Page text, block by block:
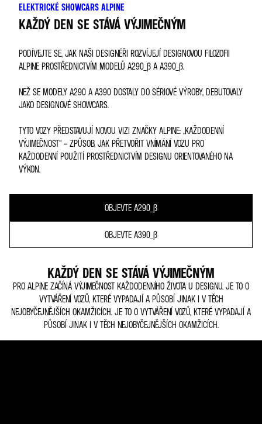
ELEKTRICKÉ SHOWCARS ALPINE
KAŽDÝ DEN SE STÁVÁ VÝJIMEČNÝM
PODÍVEJTE SE, JAK NAŠI DESIGNÉŘI ROZVÍJEJÍ DESIGNOVOU FILOZOFII
ALPINE PROSTŘEDNICTVÍM MODELŮ A290_Β A A390_Β.
NEŽ SE MODELY A290 A A390 DOSTALY DO SÉRIOVÉ VÝROBY, DEBUTOVALY
JAKO DESIGNOVÉ SHOWCARS.
TYTO VOZY PŘEDSTAVUJÍ NOVOU VIZI ZNAČKY ALPINE: „KAŽDODENNÍ
VÝJIMEČNOST“ – ZPŮSOB, JAK PŘETVOŘIT VNÍMÁNÍ VOZU PRO
KAŽDODENNÍ POUŽITÍ PROSTŘEDNICTVÍM DESIGNU ORIENTOVANÉHO NA
VÝKON.
OBJEVTE A290_Β
OBJEVTE A390_Β
KAŽDÝ DEN SE STÁVÁ VÝJIMEČNÝM
PRO ALPINE ZAČÍNÁ VÝJIMEČNOST KAŽDODENNÍHO ŽIVOTA U DESIGNU. JE TO O
VYTVÁŘENÍ VOZŮ, KTERÉ VYPADAJÍ A PŮSOBÍ JINAK I V TĚCH
NEJOBYČEJNĚJŠÍCH OKAMŽICÍCH. JE TO O VYTVÁŘENÍ VOZŮ, KTERÉ VYPADAJÍ A
PŮSOBÍ JINAK I V TĚCH NEJOBYČEJNĚJŠÍCH OKAMŽICÍCH.